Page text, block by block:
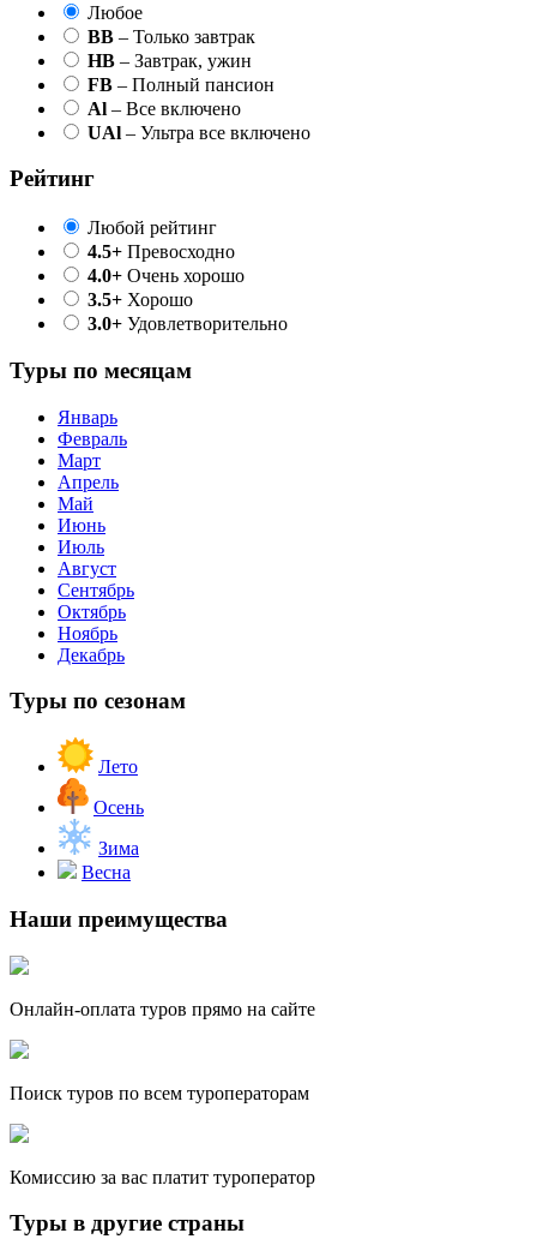
Любое
BB – Только завтрак
HB – Завтрак, ужин
FB – Полный пансион
Al – Все включено
UAl – Ультра все включено
Рейтинг
Любой рейтинг
4.5+ Превосходно
4.0+ Очень хорошо
3.5+ Хорошо
3.0+ Удовлетворительно
Туры по месяцам
Январь
Февраль
Март
Апрель
Май
Июнь
Июль
Август
Сентябрь
Октябрь
Ноябрь
Декабрь
Туры по сезонам
Лето
Осень
Зима
Весна
Наши преимущества
Онлайн-оплата туров прямо на сайте
Поиск туров по всем туроператорам
Комиссию за вас платит туроператор
Туры в другие страны